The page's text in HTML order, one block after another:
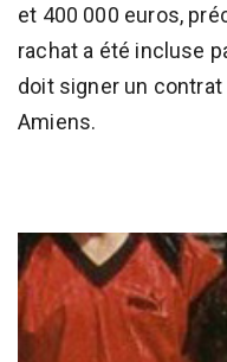
et 400 000 euros,
rachat a été incluse
doit signer un
Amiens.